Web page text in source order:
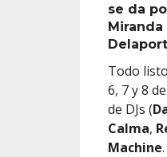
se da
Todo
6, 7 y 8
de DJs (
Calma,
Machine.